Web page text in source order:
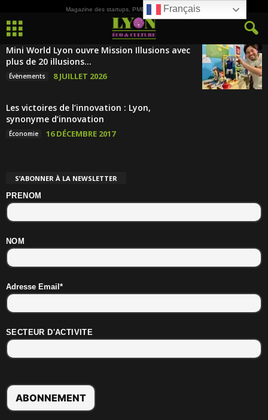
Magazine des startups, PME, ETI et de la Culture
Mini World Lyon ouvre Mission Illusions avec
plus de 20 illusions...
Évènements 8 JUILLET 2026
Les victoires de l’innovation : Lyon,
synonyme d’innovation
Économie 16 DÉCEMBRE 2017
S’ABONNER À LA NEWSLETTER
PRENOM
NOM
Adresse Email*
SECTEUR D'ACTIVITE
Français